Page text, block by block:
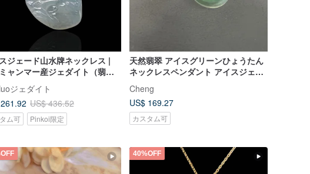
ジェード山水牌ネックレス |
ャンマー産ジェダイト（翡
ジェダイト
US$ 436.52
ム可 Pinkoi限定
天然翡翠 アイスグリーンひょうたん
ネックレスペンダント アイスジェー
Cheng
US$ 169.27
カスタム可
40%OFF